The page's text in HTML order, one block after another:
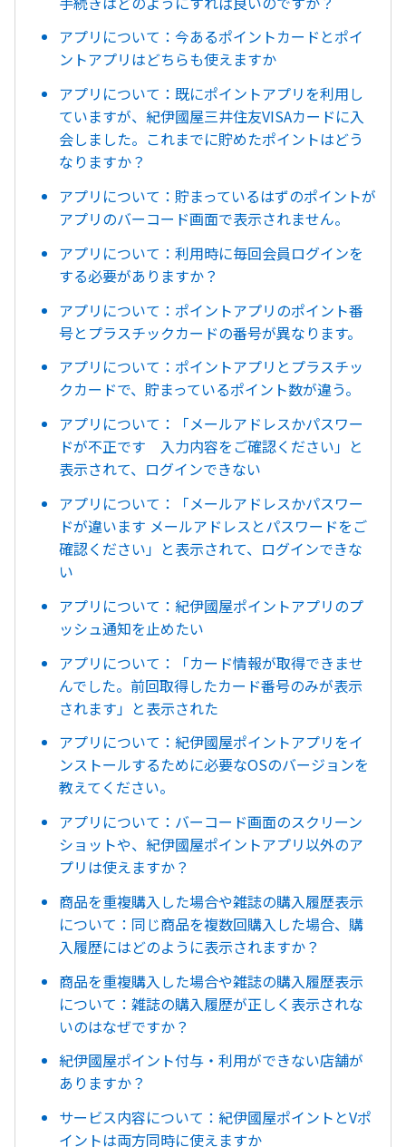
アプリについて：今あるポイントカードとポイ
ントアプリはどちらも使えますか
アプリについて：既にポイントアプリを利用し
ていますが、紀伊國屋三井住友VISAカードに入
会しました。これまでに貯めたポイントはどう
なりますか？
アプリについて：貯まっているはずのポイントが
アプリのバーコード画面で表示されません。
アプリについて：利用時に毎回会員ログインを
する必要がありますか？
アプリについて：ポイントアプリのポイント番
号とプラスチックカードの番号が異なります。
アプリについて：ポイントアプリとプラスチッ
クカードで、貯まっているポイント数が違う。
アプリについて：「メールアドレスかパスワー
ドが不正です 入力内容をご確認ください」と
表示されて、ログインできない
アプリについて：「メールアドレスかパスワー
ドが違います メールアドレスとパスワードをご
確認ください」と表示されて、ログインできな
い
アプリについて：紀伊國屋ポイントアプリのプ
ッシュ通知を止めたい
アプリについて：「カード情報が取得できませ
んでした。前回取得したカード番号のみが表示
されます」と表示された
アプリについて：紀伊國屋ポイントアプリをイ
ンストールするために必要なOSのバージョンを
教えてください。
アプリについて：バーコード画面のスクリーン
ショットや、紀伊國屋ポイントアプリ以外のア
プリは使えますか？
商品を重複購入した場合や雑誌の購入履歴表示
について：同じ商品を複数回購入した場合、購
入履歴にはどのように表示されますか？
商品を重複購入した場合や雑誌の購入履歴表示
について：雑誌の購入履歴が正しく表示されな
いのはなぜですか？
紀伊國屋ポイント付与・利用ができない店舗が
ありますか？
サービス内容について：紀伊國屋ポイントとVポ
イントは両方同時に使えますか